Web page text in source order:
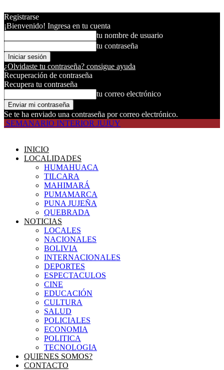
Registrarse
¡Bienvenido! Ingresa en tu cuenta
tu nombre de usuario
tu contraseña
¿Olvidaste tu contraseña? consigue ayuda
Recuperación de contraseña
Recupera tu contraseña
tu correo electrónico
Se te ha enviado una contraseña por correo electrónico.
SEMANARIO INTERIOR JUJUY
INICIO
LOCALIDADES
HUMAHUACA
TILCARA
MAHIMARÁ
PUMAMARCA
PUNA JUJEÑA
QUEBRADA
NOTICIAS
LOCALES
NACIONALES
BOLIVIA
INTERNACIONALES
DEPORTES
ESPECTACULOS
CINE
EDUCACIÓN
CULTURA
SALUD
POLICIALES
ECONOMIA
POLITICA
TECNOLOGIA
QUIENES SOMOS?
CONTACTO